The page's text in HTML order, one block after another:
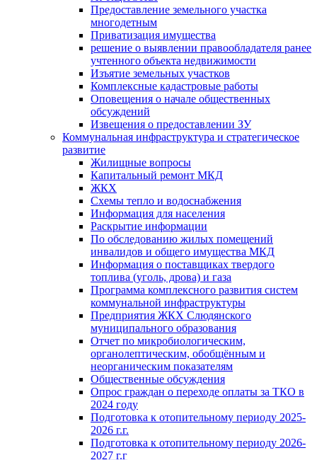
Предоставление земельного участка
многодетным
Приватизация имущества
решение о выявлении правообладателя ранее
учтенного объекта недвижимости
Изъятие земельных участков
Комплексные кадастровые работы
Оповещения о начале общественных
обсуждений
Извещения о предоставлении ЗУ
Коммунальная инфраструктура и стратегическое
развитие
Жилищные вопросы
Капитальный ремонт МКД
ЖКХ
Схемы тепло и водоснабжения
Информация для населения
Раскрытие информации
По обследованию жилых помещений
инвалидов и общего имущества МКД
Информация о поставщиках твердого
топлива (уголь, дрова) и газа
Программа комплексного развития систем
коммунальной инфраструктуры
Предприятия ЖКХ Слюдянского
муниципального образования
Отчет по микробиологическим,
органолептическим, обобщённым и
неорганическим показателям
Общественные обсуждения
Опрос граждан о переходе оплаты за ТКО в
2024 году
Подготовка к отопительному периоду 2025-
2026 г.г.
Подготовка к отопительному периоду 2026-
2027 г.г